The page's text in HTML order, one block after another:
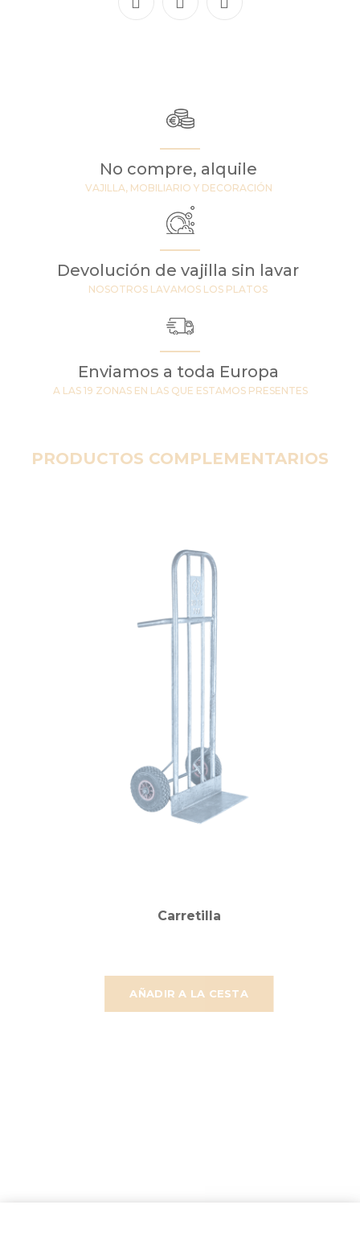
No compre, alquile
VAJILLA, MOBILIARIO Y DECORACIÓN
Devolución de vajilla sin lavar
NOSOTROS LAVAMOS LOS PLATOS
Enviamos a toda Europa
A LAS 19 ZONAS EN LAS QUE ESTAMOS PRESENTES
PRODUCTOS COMPLEMENTARIOS
AÑADIR A LA CESTA
Carretilla